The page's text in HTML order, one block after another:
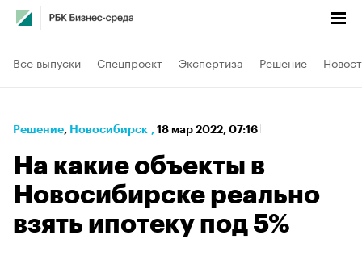
Все выпуски Спецпроект Экспертиза Решение
Решение⁠, Новосибирск , 18 мар 2022, 07:16
На какие объекты в
Новосибирске реально
взять ипотеку под 5%